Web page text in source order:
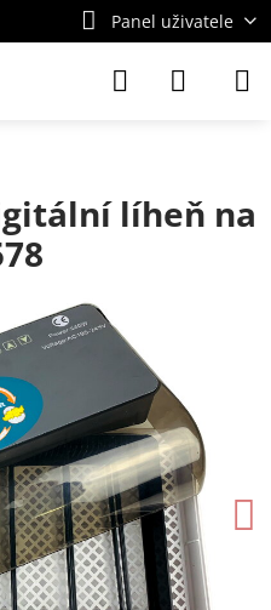
Panel uživatele
líheň na